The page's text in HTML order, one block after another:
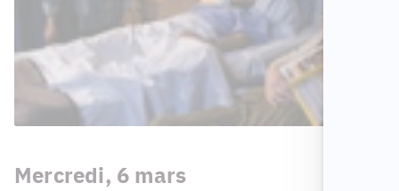
Mercredi, 6 mars